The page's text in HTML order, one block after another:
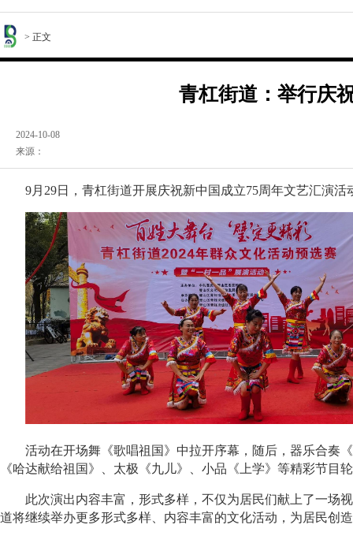
> 正文
青杠街道：举行庆
2024-10-08
来源：
9月29日，青杠街道开展庆祝新中国成立75周年文艺汇演
活动在开场舞《歌唱祖国》中拉开序幕，随后，器乐合奏《
《哈达献给祖国》、太极《九儿》、小品《上学》等精彩节
此次演出内容丰富，形式多样，不仅为居民们献上了一场视
道将继续举办更多形式多样、内容丰富的文化活动，为居民